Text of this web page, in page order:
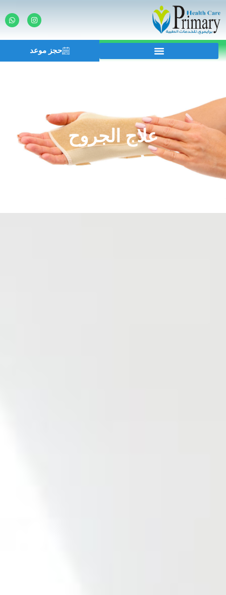
حجز موعد
علاج الجروح